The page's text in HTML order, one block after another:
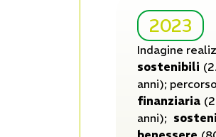
2023
Indagine
sostenibili
anni);
finanziaria
anni);